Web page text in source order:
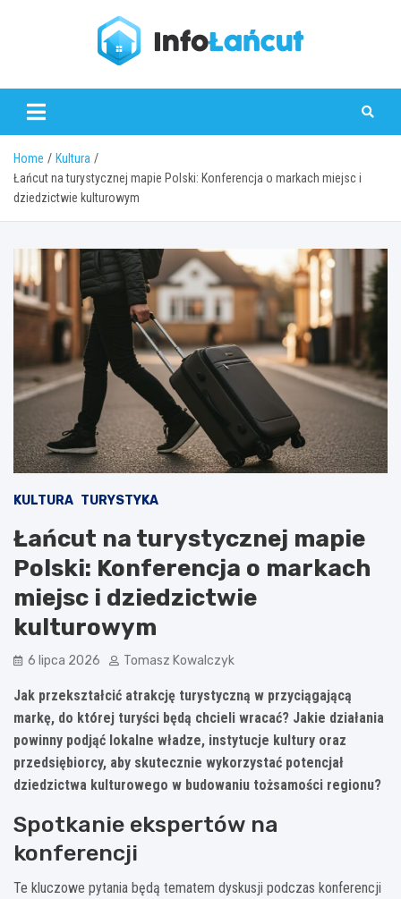
infolancut.pl
Home
Kultura
Łańcut na turystycznej mapie Polski: Konferencja o markach miejsc i
dziedzictwie kulturowym
KULTURA TURYSTYKA
Łańcut na turystycznej mapie
Polski: Konferencja o markach
miejsc i dziedzictwie
kulturowym
6 lipca 2026 Tomasz Kowalczyk
Jak przekształcić atrakcję turystyczną w przyciągającą
markę, do której turyści będą chcieli wracać? Jakie działania
powinny podjąć lokalne władze, instytucje kultury oraz
przedsiębiorcy, aby skutecznie wykorzystać potencjał
dziedzictwa kulturowego w budowaniu tożsamości regionu?
Spotkanie ekspertów na
konferencji
Te kluczowe pytania będą tematem dyskusji podczas konferencji